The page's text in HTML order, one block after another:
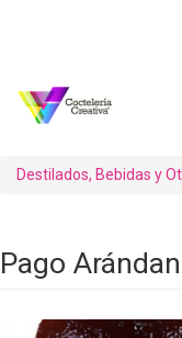
Destilados, Bebidas y
Pago